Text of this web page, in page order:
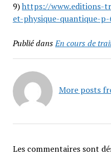
9)https://www.editions-
et-physique-quantique-
Publié dansEn cours de
More posts
Les commentaires sont